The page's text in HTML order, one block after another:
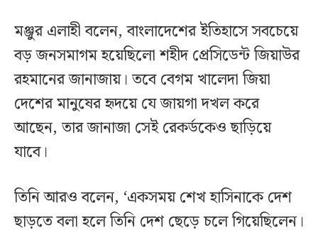
মঞ্জুর এলাহী বলেন, বাংলাদেশের ইতিহাসে সবচেয়ে
বড় জনসমাগম হয়েছিলো শহীদ প্রেসিডেন্ট জিয়াউর
রহমানের জানাজায়। তবে বেগম খালেদা জিয়া
দেশের মানুষের হৃদয়ে যে জায়গা দখল করে
আছেন, তার জানাজা সেই রেকর্ডকেও ছাড়িয়ে
যাবে।
তিনি আরও বলেন, ‘একসময় শেখ হাসিনাকে দেশ
ছাড়তে বলা হলে তিনি দেশ ছেড়ে চলে গিয়েছিলেন।